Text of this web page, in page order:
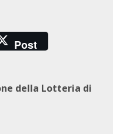
Post
della Lotteria di